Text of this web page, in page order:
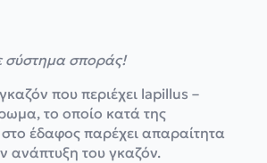
σύστημα σποράς!
που περιέχει lapillus –
το οποίο κατά της
έδαφος παρέχει απαραίτητα
ανάπτυξη του γκαζόν.